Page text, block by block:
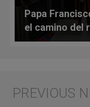
Papa
el camino del